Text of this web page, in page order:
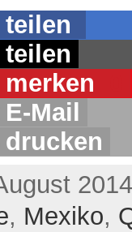
teilen
teilen
merken
E-Mail
drucken
, Mexiko,